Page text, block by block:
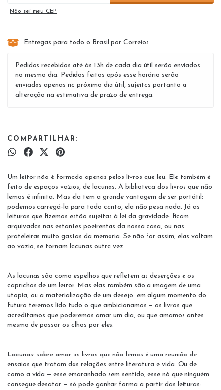
Não sei meu CEP
Entregas para todo o Brasil por Correios
Pedidos recebidos até às 13h de cada dia útil serão enviados
no mesmo dia. Pedidos feitos após esse horário serão
enviados apenas no próximo dia útil, sujeitos portanto a
alteração na estimativa de prazo de entrega.
COMPARTILHAR:
Um leitor não é formado apenas pelos livros que leu. Ele também é
feito de espaços vazios, de lacunas. A biblioteca dos livros que não
lemos é infinita. Mas ela tem a grande vantagem de ser portátil:
podemos carregá-la para todo canto, ela não pesa nada. Já as
leituras que fizemos estão sujeitas à lei da gravidade: ficam
arquivadas nas estantes poeirentas da nossa casa, ou nas
prateleiras muito gastas da memória. Se não for assim, elas voltam
ao vazio, se tornam lacunas outra vez.
As lacunas são como espelhos que refletem as deserções e os
caprichos de um leitor. Mas elas também são a imagem de uma
utopia, ou a materialização de um desejo: em algum momento do
futuro teremos lido tudo o que ambicionamos — os livros que
acreditamos que poderemos amar um dia, ou que amamos antes
mesmo de passar os olhos por eles.
Lacunas: sobre amar os livros que não lemos é uma reunião de
ensaios que tratam das relações entre literatura e vida. Ou de
como a vida — esse emaranhado sem sentido, esse nó que ninguém
consegue desatar — só pode ganhar forma a partir das leituras: